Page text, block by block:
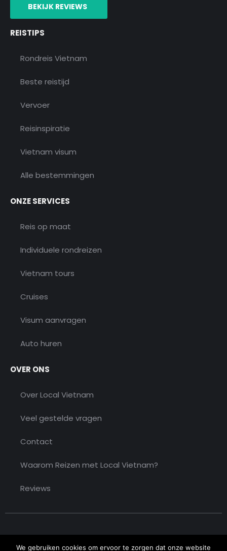
r
m
r e
s
BEKIJK REVIEWS
REISTIPS
Rondreis Vietnam
Beste reistijd
Vervoer
Reisinspiratie
Vietnam visum
Alle bestemmingen
ONZE SERVICES
Reis op maat
Individuele rondreizen
Vietnam tours
Cruises
Visum aanvragen
Auto huren
OVER ONS
Over Local Vietnam
Veel gestelde vragen
Contact
Waarom Reizen met Local Vietnam?
Reviews
We gebruiken cookies om ervoor te zorgen dat onze website